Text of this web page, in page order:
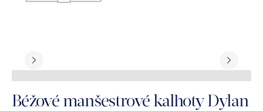
Béžové manšestrové kalhoty Dylan